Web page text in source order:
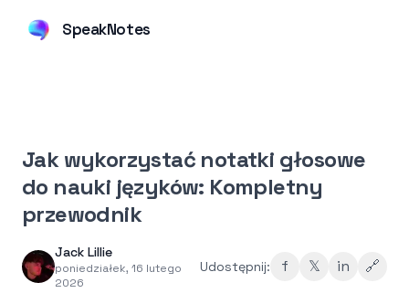
SpeakNotes
Jak wykorzystać notatki głosowe
do nauki języków: Kompletny
przewodnik
Jack Lillie
poniedziałek, 16 lutego
2026
Udostępnij: f 𝕏 in 🔗